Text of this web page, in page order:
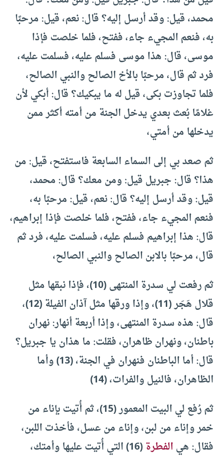
محمد، قيل: وقد أرسل إليه؟ قال: نعم، قيل: مرحبًا
به، فنعم المجيء جاء، ففتح، فلما خلصت فإذا
موسى، قال: هذا موسى فسلم عليه، فسلمت عليه،
فرد ثم قال، مرحبًا بالأخ الصالح والنبي الصالح،
فلما تجاوزت بكى، قيل له ما يبكيك؟ قال: أبكي لأن
غلامًا بُعث بعدي يدخل الجنة من أمته أكثر ممن
يدخلها من أمتي،
ثم صعد بي إلى السماء السابعة فاستفتح، قيل: من
هذا؟ قال: جبريل قيل: ومن معك؟ قال: محمد،
قيل: وقد أرسل إليه؟ قال: نعم، قيل: مرحبًا به،
فنعم المجيء جاء، ففتح، فلما خلصت فإذا إبراهيم،
قال: هذا إبراهيم فسلم عليه، فسلمت عليه، فرد ثم
قال، مرحبًا بالابن الصالح والنبي الصالح،
ثم رفعت لي سدرة المنتهى (10)، فإذا نبقها مثل
قلال هَجَر (11)، وإذا ورقها مثل آذان الفيلة (12)،
قال: هذه سدرة المنتهى، وإذا أربعة أنهار: نهران
باطنان، ونهران ظاهران، فقلت: ما هذان يا جبريل؟
قال: أما الباطنان فنهران في الجنة، (13) وأما
الظاهران، فالنيل والفرات، (14)
ثم رُفع لي البيت المعمور (15)، ثم أُتيت بإناء من
خمر وإناء من لبن، وإناء من عسل، فأخذت اللبن،
فقال: هيالفطرة(16) التي أُتيت عليها وأمتك،